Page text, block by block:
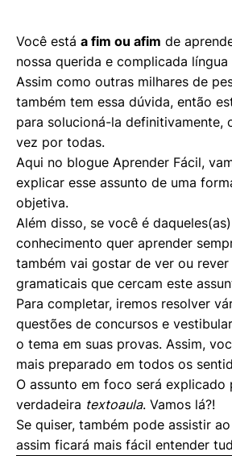
Você está a fim ou afim de
nossa querida e complicada
Assim como outras milhares de
também tem essa dúvida, então
para solucioná-la definitivamente,
vez por todas.
Aqui no blogue Aprender Fácil,
explicar esse assunto de uma
objetiva.
Além disso, se você é
conhecimento quer aprender
também vai gostar de ver ou
gramaticais que cercam este
Para completar, iremos resolver
questões de concursos e
o tema em suas provas. Assim,
mais preparado em todos os
O assunto em foco será explicado
verdadeira textoaula. Vamos lá?!
Se quiser, também pode assistir
assim ficará mais fácil entender